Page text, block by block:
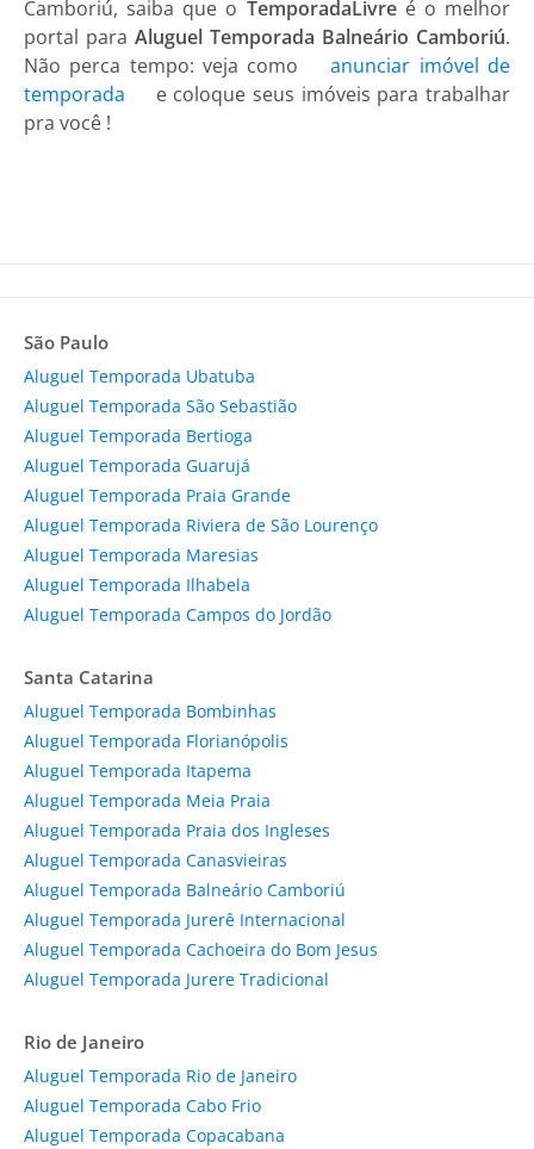
Camboriú, saiba que o TemporadaLivreé o melhor
portal para Aluguel Temporada Balneário Camboriú.
Não perca tempo: veja como
anunciar imóvel de
temporada
e coloque seus imóveis para trabalhar
pra você !
São Paulo
Aluguel Temporada Ubatuba
Aluguel Temporada São Sebastião
Aluguel Temporada Bertioga
Aluguel Temporada Guarujá
Aluguel Temporada Praia Grande
Aluguel Temporada Riviera de São Lourenço
Aluguel Temporada Maresias
Aluguel Temporada Ilhabela
Aluguel Temporada Campos do Jordão
Santa Catarina
Aluguel Temporada Bombinhas
Aluguel Temporada Florianópolis
Aluguel Temporada Itapema
Aluguel Temporada Meia Praia
Aluguel Temporada Praia dos Ingleses
Aluguel Temporada Canasvieiras
Aluguel Temporada Balneário Camboriú
Aluguel Temporada Jurerê Internacional
Aluguel Temporada Cachoeira do Bom Jesus
Aluguel Temporada Jurere Tradicional
Rio de Janeiro
Aluguel Temporada Rio de Janeiro
Aluguel Temporada Cabo Frio
Aluguel Temporada Copacabana